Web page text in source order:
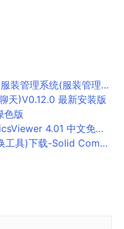
(服装管理软件) v8 免费安装版
天)V0.12.0 最新安装版
色版
4.01 中文免费版
Solid Commander官方版下载